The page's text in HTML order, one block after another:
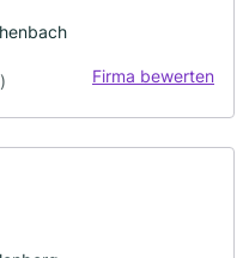
Firma bewerten